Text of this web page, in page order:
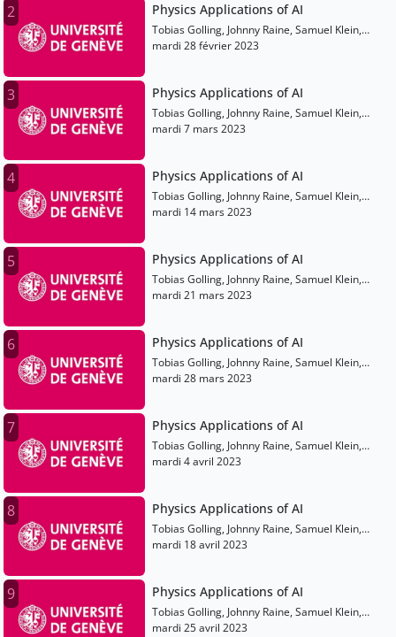
2 Physics Applications of AI
Tobias Golling, Johnny Raine, Samuel Klein,
Matthew Leigh, Franck Rothen
mardi 28 février 2023
3 Physics Applications of AI
Tobias Golling, Johnny Raine, Samuel Klein,
Matthew Leigh, Franck Rothen
mardi 7 mars 2023
4 Physics Applications of AI
Tobias Golling, Johnny Raine, Samuel Klein,
Matthew Leigh, Franck Rothen
mardi 14 mars 2023
5 Physics Applications of AI
Tobias Golling, Johnny Raine, Samuel Klein,
Matthew Leigh, Franck Rothen
mardi 21 mars 2023
6 Physics Applications of AI
Tobias Golling, Johnny Raine, Samuel Klein,
Matthew Leigh, Franck Rothen
mardi 28 mars 2023
7 Physics Applications of AI
Tobias Golling, Johnny Raine, Samuel Klein,
Matthew Leigh, Franck Rothen
mardi 4 avril 2023
8 Physics Applications of AI
Tobias Golling, Johnny Raine, Samuel Klein,
Matthew Leigh, Franck Rothen
mardi 18 avril 2023
9 Physics Applications of AI
Tobias Golling, Johnny Raine, Samuel Klein,
Matthew Leigh, Franck Rothen
mardi 25 avril 2023